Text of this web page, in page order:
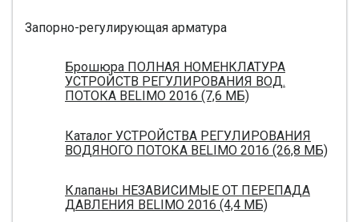
Запорно-регулирующая арматура
Брошюра ПОЛНАЯ НОМЕНКЛАТУРА
УСТРОЙСТВ РЕГУЛИРОВАНИЯ ВОД.
ПОТОКА BELIMO 2016 (7,6 МБ)
Каталог УСТРОЙСТВА РЕГУЛИРОВАНИЯ
ВОДЯНОГО ПОТОКА BELIMO 2016 (26,8 МБ)
Клапаны НЕЗАВИСИМЫЕ ОТ ПЕРЕПАДА
ДАВЛЕНИЯ BELIMO 2016 (4,4 МБ)